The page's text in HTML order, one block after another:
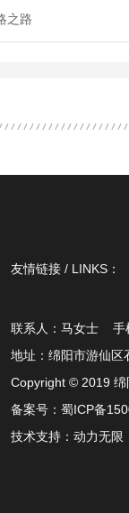
之路
友情链接 / LINKS：
联系人：马女士 手
地址：绵阳市游仙区
Copyright © 2019 绵
备案号： 蜀ICP备
技术支持： 动力无限